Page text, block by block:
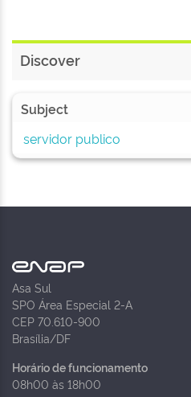
Discover
Subject
servidor publico
Asa Sul
SPO Área Especial 2-A
CEP 70.610-900
Brasília/DF
Horário de funcionamento
08h00 às 18h00